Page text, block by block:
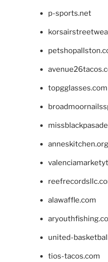
p-sports.net
topgglasses.com
anneskitchen.org
alawaffle.com
united-
tios-tacos.com